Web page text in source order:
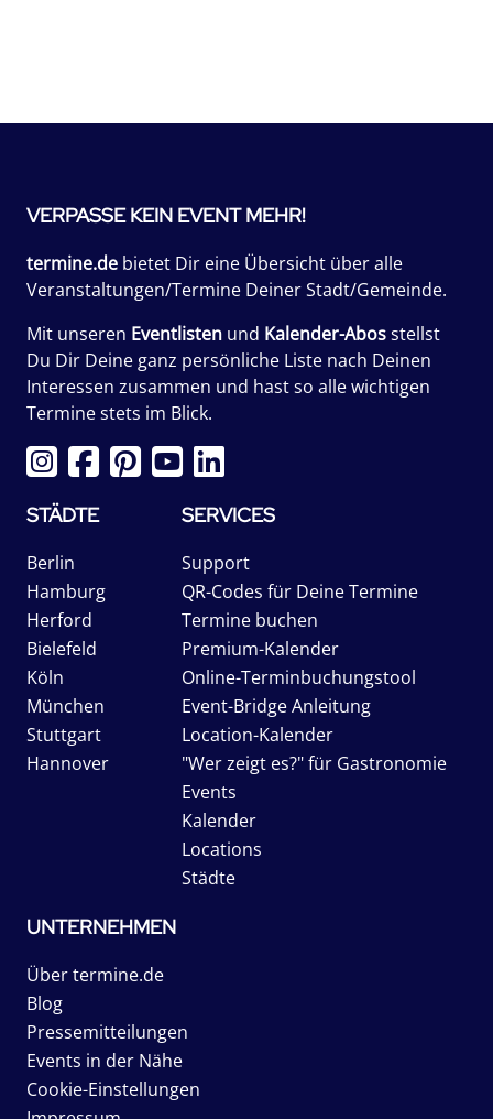
VERPASSE KEIN EVENT MEHR!
termine.de bietet Dir eine Übersicht über alle
Veranstaltungen/Termine Deiner Stadt/Gemeinde.
Mit unseren Eventlisten und Kalender-Abosstellst
Du Dir Deine ganz persönliche Liste nach Deinen
Interessen zusammen und hast so alle wichtigen
Termine stets im Blick.
STÄDTE
Berlin
Hamburg
Herford
Bielefeld
Köln
München
Stuttgart
Hannover
SERVICES
Support
QR-Codes für Deine Termine
Termine buchen
Premium-Kalender
Online-Terminbuchungstool
Event-Bridge Anleitung
Location-Kalender
"Wer zeigt es?" für Gastronomie
Events
Kalender
Locations
Städte
UNTERNEHMEN
Über termine.de
Blog
Pressemitteilungen
Events in der Nähe
Cookie-Einstellungen